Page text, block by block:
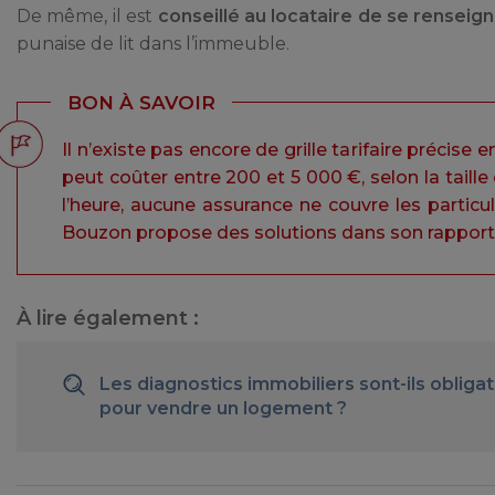
De même, il est conseillé au locataire de se
punaise de lit dans l’immeuble.
BON À SAVOIR
Il n’existe pas encore de grille tarifaire précise
peut coûter entre 200 et 5 000 €, selon la
l’heure, aucune assurance ne couvre les
Bouzon propose des solutions dans son
À lire également :
Les diagnostics immobiliers sont-ils
pour vendre un logement ?